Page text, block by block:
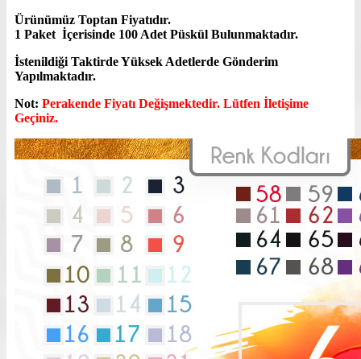
Ürünümüz Toptan Fiyatıdır.
1 Paket İçerisinde 100 Adet Püskül Bulunmaktadır.
İstenildiği Taktirde Yüksek Adetlerde Gönderim
Yapılmaktadır.
Not: Perakende Fiyatı Değişmektedir. Lütfen İletişime
Geçiniz.